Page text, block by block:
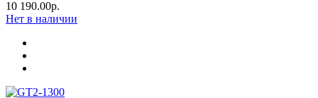
10 190.00р.
Нет в наличии